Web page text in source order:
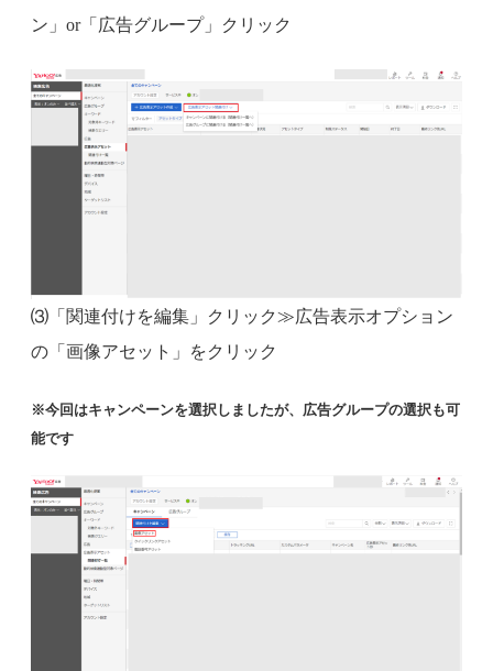
ン」or「広告グループ」クリック
⑶「関連付けを編集」クリック≫広告表示オプション
の「画像アセット」をクリック
※今回はキャンペーンを選択しましたが、広告グループの選択も可
能です